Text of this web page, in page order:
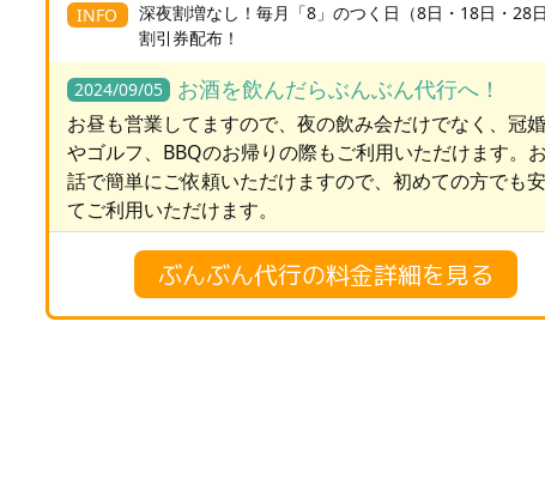
INFO
深夜割増なし！毎月「8」のつく日（8日・18日・28
割引券配布！
2024/09/05 お酒を飲んだらぶんぶん代行へ！
お昼も営業してますので、夜の飲み会だけでなく、冠
やゴルフ、BBQのお帰りの際もご利用いただけます。
話で簡単にご依頼いただけますので、初めての方でも
てご利用いただけます。
ぶんぶん代行の料金詳細を見る